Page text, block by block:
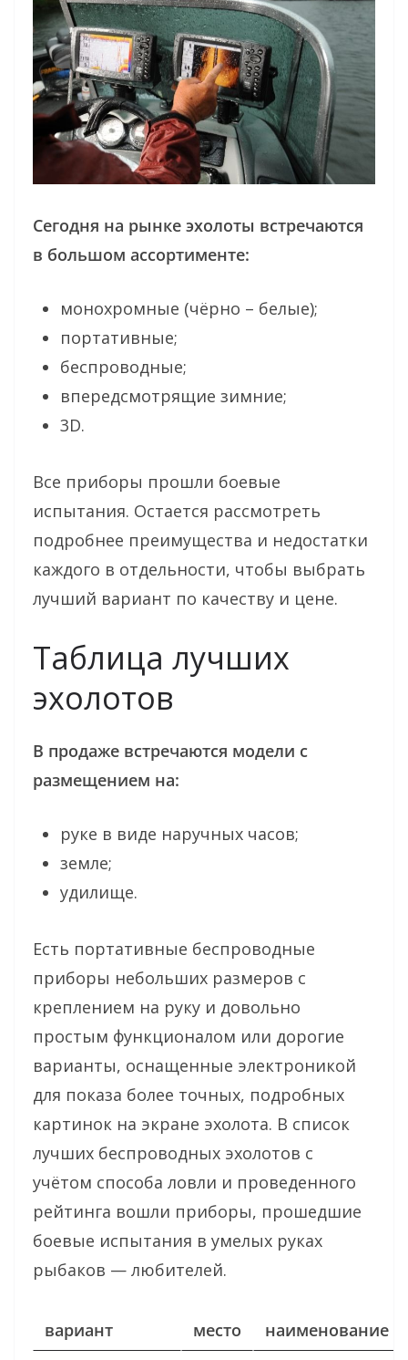
Сегодня на рынке эхолоты встречаются
в большом ассортименте:
монохромные (чёрно – белые);
портативные;
беспроводные;
впередсмотрящие зимние;
3D.
Все приборы прошли боевые
испытания. Остается рассмотреть
подробнее преимущества и недостатки
каждого в отдельности, чтобы выбрать
лучший вариант по качеству и цене.
Таблица лучших
эхолотов
В продаже встречаются модели с
размещением на:
руке в виде наручных часов;
земле;
удилище.
Есть портативные беспроводные
приборы небольших размеров с
креплением на руку и довольно
простым функционалом или дорогие
варианты, оснащенные электроникой
для показа более точных, подробных
картинок на экране эхолота. В список
лучших беспроводных эхолотов с
учётом способа ловли и проведенного
рейтинга вошли приборы, прошедшие
боевые испытания в умелых руках
рыбаков — любителей.
вариант место
наименование